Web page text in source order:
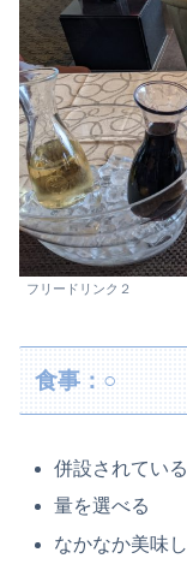
フリードリンク２
食事：○
併設されてい
量を選べる
なかなか美味